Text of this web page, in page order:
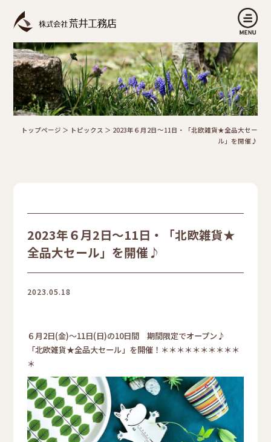
トップページ ＞ トピックス ＞ 2023年６月2日～11日・「北欧雑貨★全品大セー
ル」を開催♪
2023年６月2日～11日・「北欧雑貨★
全品大セール」を開催♪
2023.05.18
６月2日(金)～11日(日)の10日間 期間限定でオープン♪
「北欧雑貨★全品大セール」を開催！＊＊＊＊＊＊＊＊＊＊
＊